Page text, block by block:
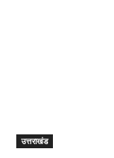
उत्तराखंड